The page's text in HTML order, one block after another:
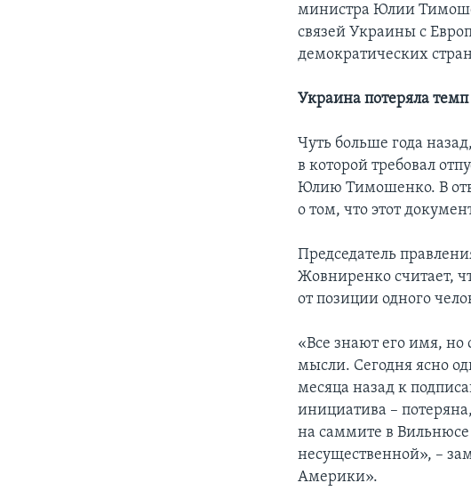
министра Юлии
связей Украины с
демократических
Украина потеряла темп
Чуть больше года
в которой требовал
Юлию Тимошенко. В
о том, что этот
Председатель
Жовниренко считает,
от позиции одного
«Все знают его имя, но
мысли. Сегодня ясно
месяца назад к
инициатива –
на саммите в Вильнюсе
несущественной», –
Америки».